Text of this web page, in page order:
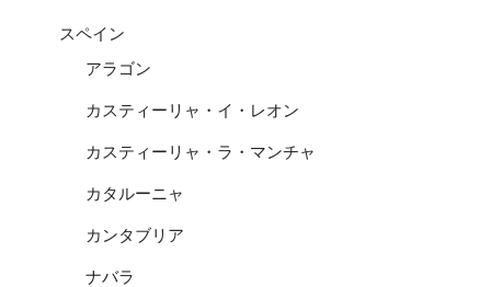
スペイン
アラゴン
カスティーリャ・イ・レオン
カスティーリャ・ラ・マンチャ
カタルーニャ
カンタブリア
ナバラ